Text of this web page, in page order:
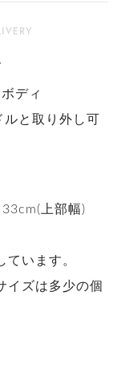
ディ
と取り外し可
上部幅)
います。
イズは多少の個